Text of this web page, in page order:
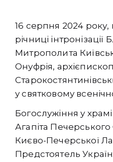
16 серпня 2024 року,
річниці
Митрополита
Онуфрія,
у святковому
Богослужіння у
Агапіта
Києво-Печерської
Предстоятель